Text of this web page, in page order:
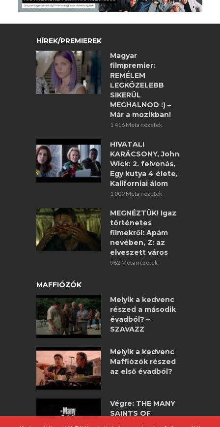
HÍREK/PREMIEREK
Magyar
filmpremier:
REMÉLEM
LEGKÖZELEBB
SIKERÜL
MEGHALNOD :) –
Már a mozikban!
1 416 Meta nézetek
HIVATALI
KARÁCSONY, John
Wick: 2. felvonás,
Egy kutya 4 élete,
Kaliforniai álom
1 009 Meta nézetek
MEGNÉZTÜK! Igaz
történetes
filmekről: Apám
nevében, Z: az
elveszett város
962 Meta nézetek
MAFFIÓZÓK
Melyik a kedvenc
részed a második
évadból? –
SZAVAZZ
Melyik a kedvenc
Maffiózók részed
az első évadból?
Végre: THE MANY
SAINTS OF